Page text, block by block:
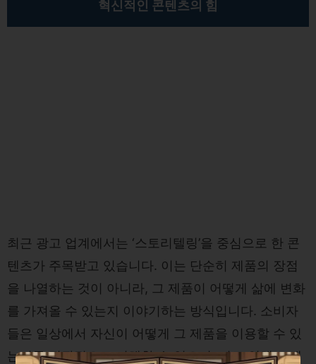
혁신적인 콘텐츠의 힘
최근 광고 업계에서는 ‘스토리텔링’을 중심으로 한 콘
텐츠가 주목받고 있습니다. 이는 단순히 제품의 장점
을 나열하는 것이 아니라, 그 제품이 어떻게 삶에 변화
를 가져올 수 있는지 이야기하는 방식입니다. 소비자
들은 일상에서 자신이 어떻게 그 제품을 이용할 수 있
는지를 직관적으로 이해할 수 있으며, 이로 인해 브랜